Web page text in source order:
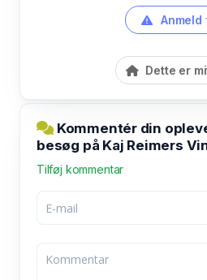
Anmeld
Dette er
Kommentér din
besøg på Kaj Reimers
Tilføj kommentar